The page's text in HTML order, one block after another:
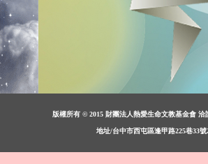
版權所有 © 2015 財團法人熱愛生命文教基金會
地址/台中市西屯區逢甲路225巷33